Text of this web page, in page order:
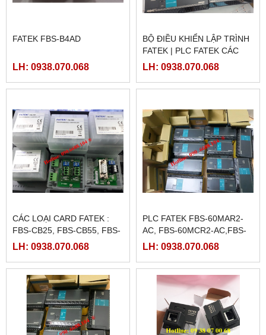
FATEK FBS-B4AD
LH: 0938.070.068
BỘ ĐIỀU KHIỂN LẬP TRÌNH
FATEK | PLC FATEK CÁC
LOẠI
LH: 0938.070.068
CÁC LOẠI CARD FATEK :
FBS-CB25, FBS-CB55, FBS-
CB2, FBS-CB5
LH: 0938.070.068
PLC FATEK FBS-60MAR2-
AC, FBS-60MCR2-AC,FBS-
60MAT2-AC, FBS-60MCT2-
LH: 0938.070.068